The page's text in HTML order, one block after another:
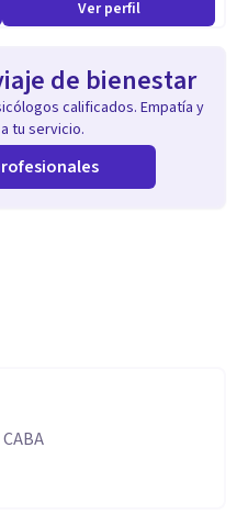
Ver perfil
de bienestar
calificados. Empatía y
tu servicio.